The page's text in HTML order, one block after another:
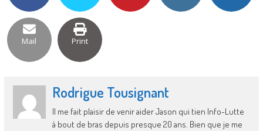
Mail Print
Rodrigue Tousignant
Il me fait plaisir de venir aider Jason qui tien Info-Lutte
à bout de bras depuis presque 20 ans. Bien que je me